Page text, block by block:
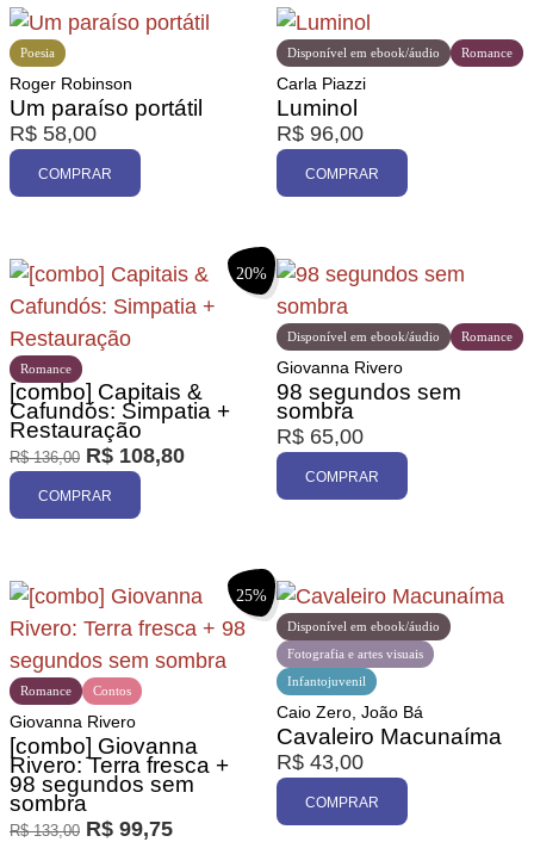
Poesia
Roger Robinson
Um paraíso portátil
R$ 58,00
COMPRAR
Disponível em ebook/áudio Romance
Carla Piazzi
Luminol
R$ 96,00
COMPRAR
20%
Romance
[combo] Capitais &
Cafundós: Simpatia +
Restauração
R$136,00 R$ 108,80
COMPRAR
Disponível em ebook/áudio Romance
Giovanna Rivero
98 segundos sem
sombra
R$ 65,00
COMPRAR
25%
Contos
Romance
Giovanna Rivero
[combo] Giovanna
Rivero: Terra fresca +
98 segundos sem
sombra
R$133,00 R$ 99,75
Disponível em ebook/áudio
Fotografia e artes visuais
Infantojuvenil
Caio Zero, João Bá
Cavaleiro Macunaíma
R$ 43,00
COMPRAR